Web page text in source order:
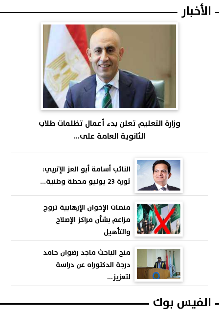
الأخبار
وزارة التعليم تعلن بدء أعمال تظلمات طلاب
الثانوية العامة على...
النائب أسامة أبو العز الإتربي:
ثورة 23 يوليو محطة وطنية...
منصات الإخوان الإرهابية تروج
مزاعم بشأن مراكز الإصلاح
والتأهيل
منح الباحث ماجد رضوان حامد
درجة الدكتوراه عن دراسة
لتعزيز...
الفيس بوك